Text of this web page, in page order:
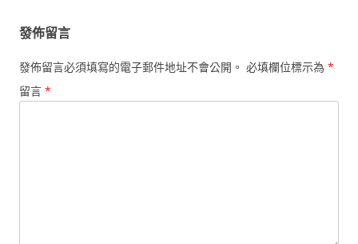
發佈留言
發佈留言必須填寫的電子郵件地址不會公開。 必填欄位標示為 *
留言 *